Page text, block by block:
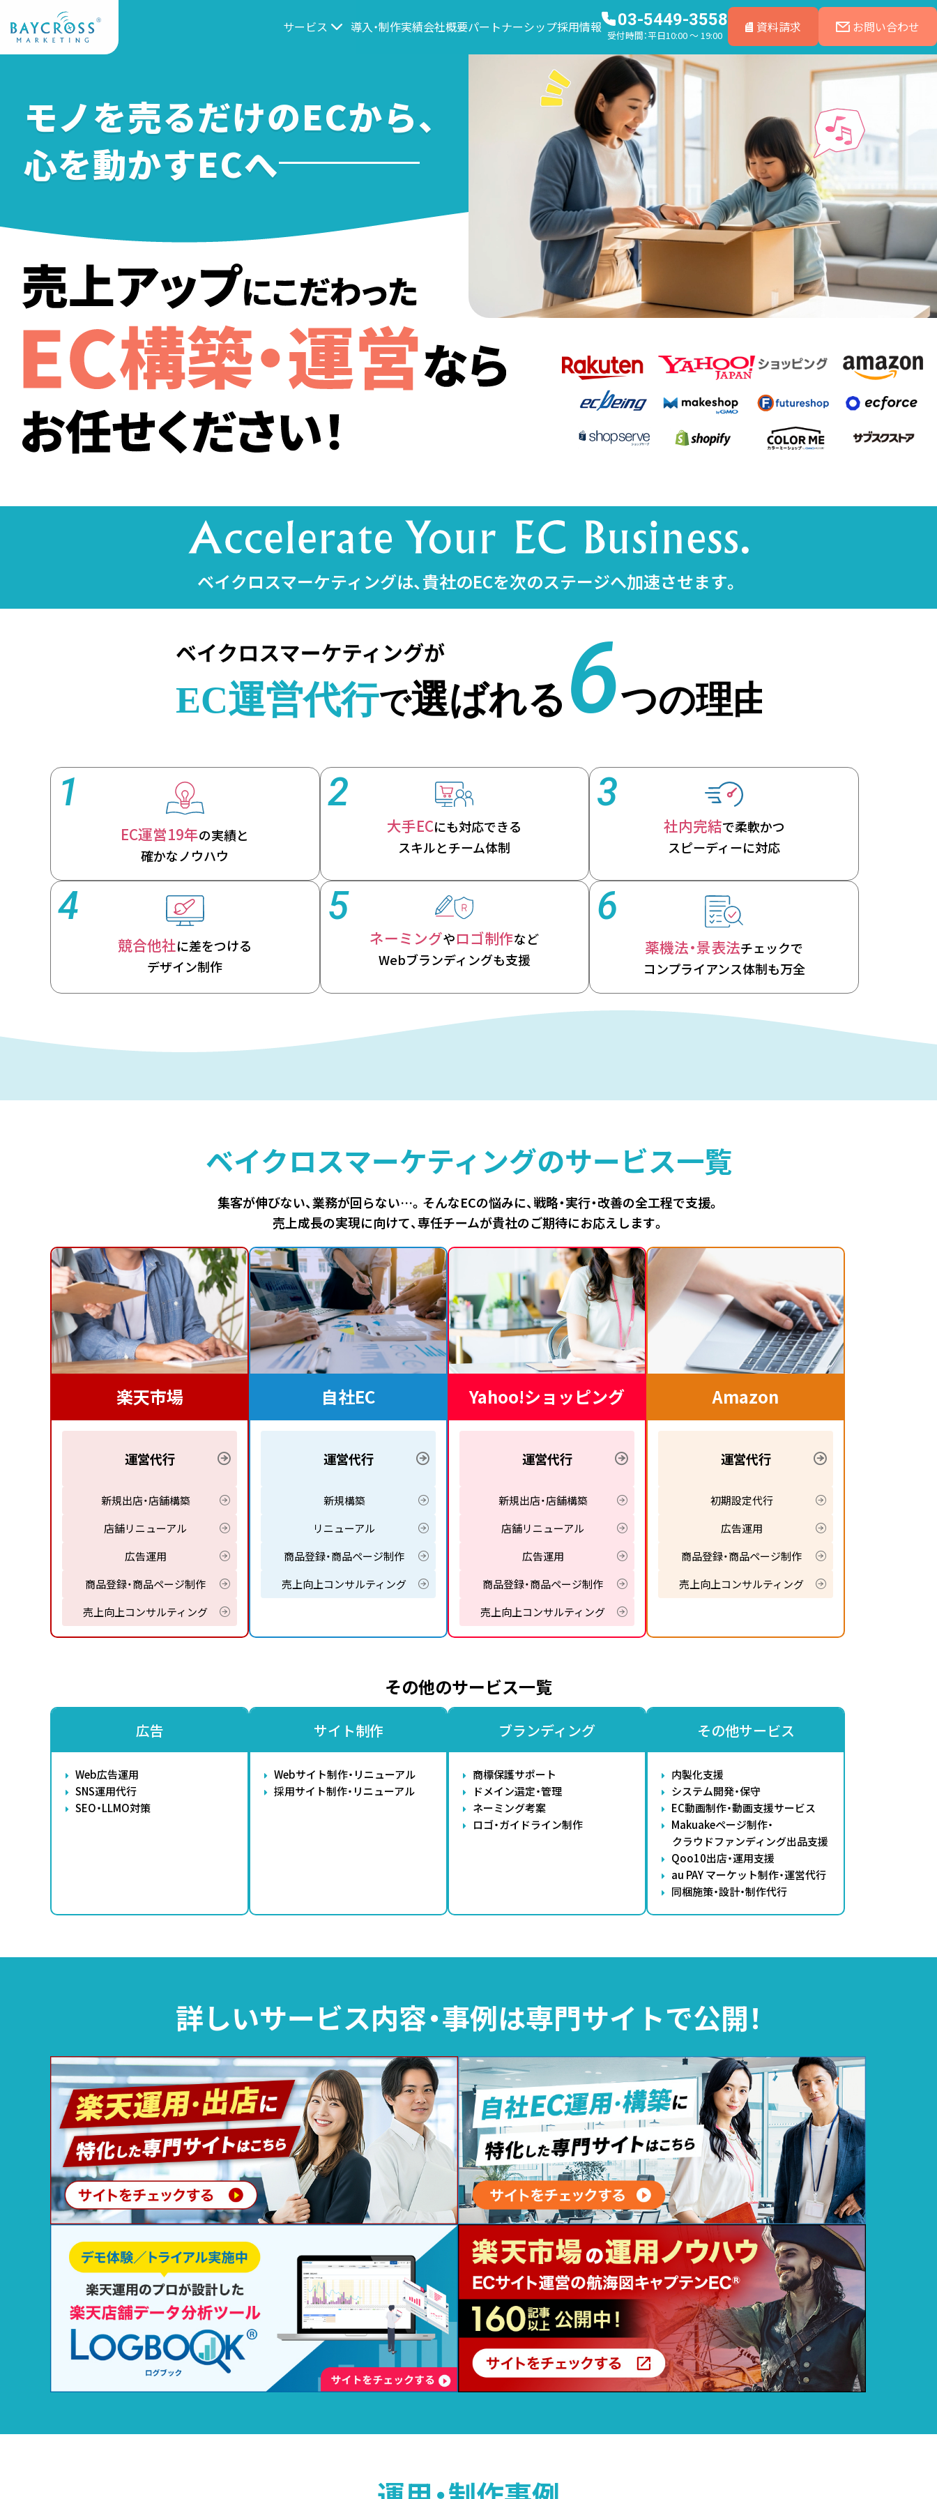
サービス 導入・制作実績会社概要パートナーシップ採用情報 03-5449-3558
受付時間：平日10:00 ～ 19:00 資料請求 お問い合わせ
モノを売るだけのECから、
心を動かすECへ
ベイクロスマーケティングは、貴社のECを次のステージへ加速させます。
1
EC運営19年の実績と
確かなノウハウ
2
大手ECにも対応できる
スキルとチーム体制
3
社内完結で柔軟かつ
スピーディーに対応
4
競合他社に差をつける
デザイン制作
5
ネーミングやロゴ制作など
Webブランディングも支援
6
薬機法・景表法チェックで
コンプライアンス体制も万全
ベイクロスマーケティングのサービス一覧
集客が伸びない、業務が回らない…。 そんなECの悩みに、戦略・実行・改善の全工程で支援。
売上成長の実現に向けて、専任チームが貴社のご期待にお応えします。
楽天市場
運営代行
新規出店・店舗構築
店舗リニューアル
広告運用
商品登録・商品ページ制作
売上向上コンサルティング
自社EC
運営代行
新規構築
リニューアル
商品登録・商品ページ制作
売上向上コンサルティング
Yahoo!ショッピング
運営代行
新規出店・店舗構築
店舗リニューアル
広告運用
商品登録・商品ページ制作
売上向上コンサルティング
Amazon
運営代行
初期設定代行
広告運用
商品登録・商品ページ制作
売上向上コンサルティング
その他のサービス一覧
広告
Web広告運用
SNS運用代行
SEO・LLMO対策
サイト制作
Webサイト制作・リニューアル
採用サイト制作・リニューアル
ブランディング
商標保護サポート
ドメイン選定・管理
ネーミング考案
ロゴ・ガイドライン制作
その他サービス
内製化支援
システム開発・保守
EC動画制作・動画支援サービス
Makuakeページ制作・
クラウドファンディング出品支援
Qoo10出店・運用支援
au PAY マーケット制作・運営代行
同梱施策・設計・制作代行
詳しいサービス内容・事例は専門サイトで公開！